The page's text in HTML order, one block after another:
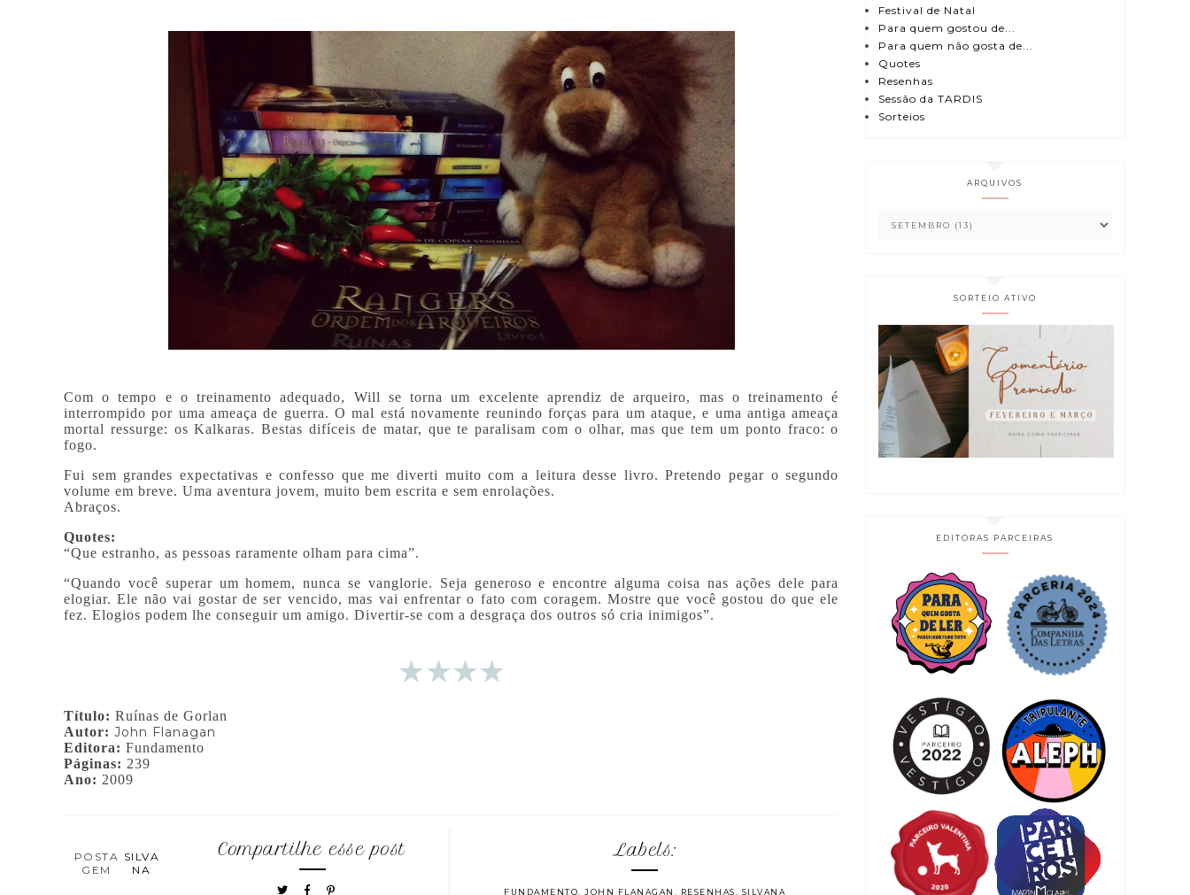
Com o tempo e o treinamento adequado, Will se torna um excelente aprendiz de arqueiro, mas o treinamento é
interrompido por uma ameaça de guerra. O mal está novamente reunindo forças para um ataque, e uma antiga ameaça
mortal ressurge: os Kalkaras. Bestas difíceis de matar, que te paralisam com o olhar, mas que tem um ponto fraco: o
fogo.
Fui sem grandes expectativas e confesso que me diverti muito com a leitura desse livro. Pretendo pegar o segundo
volume em breve. Uma aventura jovem, muito bem escrita e sem enrolações.
Abraços.
Quotes:
“Que estranho, as pessoas raramente olham para cima”.
“Quando você superar um homem, nunca se vanglorie. Seja generoso e encontre alguma coisa nas ações dele para
elogiar. Ele não vai gostar de ser vencido, mas vai enfrentar o fato com coragem. Mostre que você gostou do que ele
fez. Elogios podem lhe conseguir um amigo. Divertir-se com a desgraça dos outros só cria inimigos”.
Título: Ruínas de Gorlan
Autor: John Flanagan
Editora: Fundamento
Páginas: 239
Ano: 2009
POSTA
GEM
SILVA
NA
Compartilhe esse post Labels:
FUNDAMENTO ,JOHN FLANAGAN RESENHAS SILVANA
Festival de Natal
Para quem gostou de...
Para quem não gosta de...
Quotes
Resenhas
Sessão da TARDIS
Sorteios
ARQUIVOS
SORTEIO ATIVO
EDITORAS PARCEIRAS